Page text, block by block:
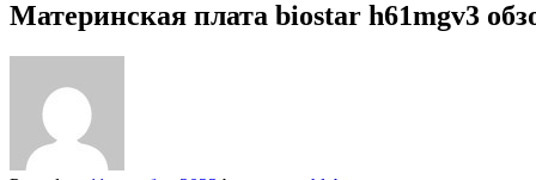
Материнская плата biostar h61mgv3